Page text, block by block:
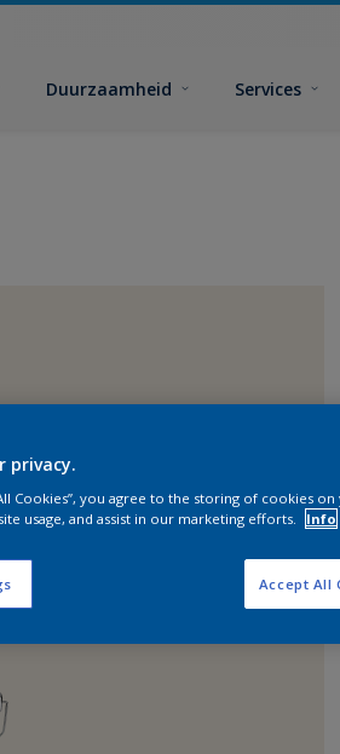
Duurzaamheid Services
privacy.
Cookies”, you agree to the storing of cookies
usage, and assist in our marketing efforts.
Info
Accept All